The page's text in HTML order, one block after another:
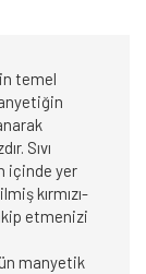
temel
Sıvı
içinde yer
kırmızı-
etmenizi
manyetik